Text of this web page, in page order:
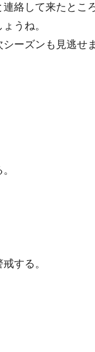
絡して来たとこ
うね。
ーズンも見逃せ
する。